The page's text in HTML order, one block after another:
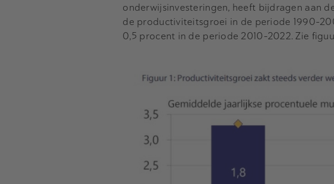
onderwijsinvesteringen, heeft bijdragen aan
de productiviteitsgroei in de periode 1990-
0,5 procent in de periode 2010-2022. Zie